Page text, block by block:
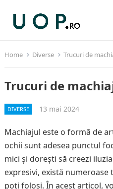
Home Diverse Trucuri de
Trucuri de
DIVERSE 13 mai 2024
Machiajul este o formă de
ochii sunt adesea punctul
mici și dorești să creezi
expresivi, există
poți folosi. În acest articol,